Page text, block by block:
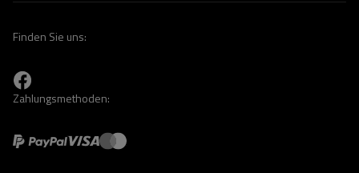
Finden Sie uns:
Zahlungsmethoden: